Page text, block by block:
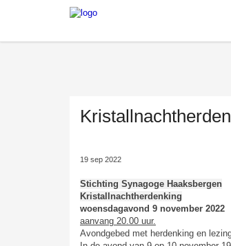
19 sep 2022
Stichting Synagoge Haaksbergen
Kristallnachtherdenking
woensdagavond 9 november 2022
aanvang 20.00 uur.
Avondgebed met herdenking en